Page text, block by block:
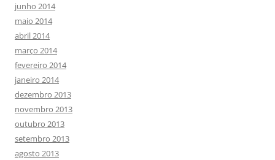
junho 2014
maio 2014
abril 2014
março 2014
fevereiro 2014
janeiro 2014
dezembro 2013
novembro 2013
outubro 2013
setembro 2013
agosto 2013